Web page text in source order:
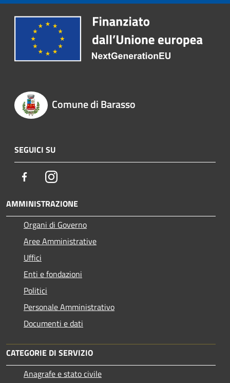
Comune di Barasso
SEGUICI SU
FacebookInstagram
AMMINISTRAZIONE
Organi di Governo
Aree Amministrative
Uffici
Enti e fondazioni
Politici
Personale Amministrativo
Documenti e dati
CATEGORIE DI SERVIZIO
Anagrafe e stato civile